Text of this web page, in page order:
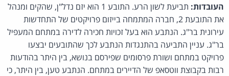
העובדות:
תביעת לשון הרע. התובע 1 הוא יזם נדל"ן, שהקים ומנהל
את התובעת 2, חברה המתמחה בייזום פרויקטים של התחדשות
עירונית בר"ג. הנתבע הוא בעל זכויות חכירה לדירה במתחם המעפיל
בר"ג. עניין התביעה בהתנגדות הנתבע לכך שהתובעים יבצעו
פרויקט במתחם ושורת פרסומים שפירסם בנושא, בין היתר בהודעות
רבות בקבוצת ווטסאפ של הדיירים במתחם. הנתבע טען, בין היתר, כי